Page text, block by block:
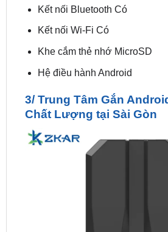
3/ Trung Tâm Gắn